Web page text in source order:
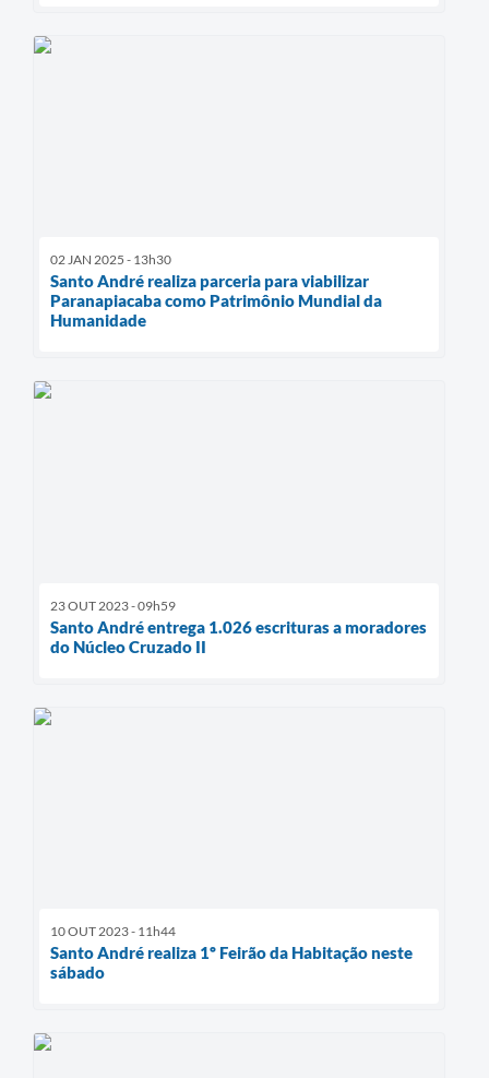
02 JAN 2025 - 13h30
Santo André realiza parceria para viabilizar
Paranapiacaba como Patrimônio Mundial da
Humanidade
23 OUT 2023 - 09h59
Santo André entrega 1.026 escrituras a moradores
do Núcleo Cruzado II
10 OUT 2023 - 11h44
Santo André realiza 1º Feirão da Habitação neste
sábado